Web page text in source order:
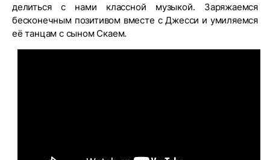
делиться с нами классной музыкой. Заряжаемся
бесконечным позитивом вместе с Джесси и умиляемся
её танцам с сыном Скаем.